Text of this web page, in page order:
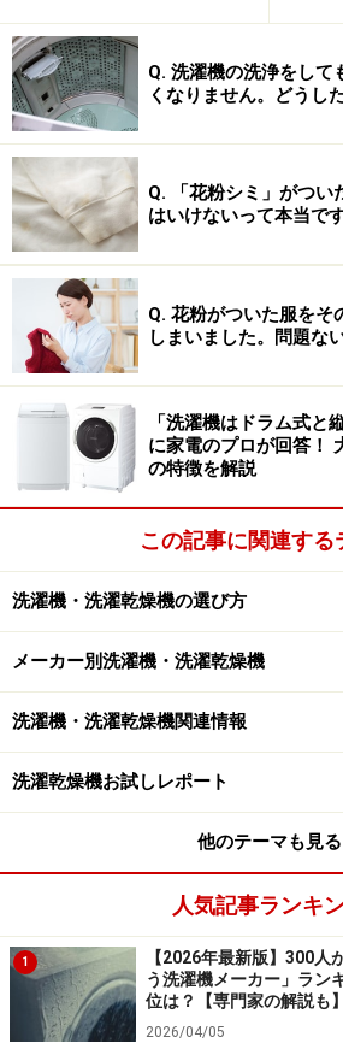
Q. 洗濯機の洗浄をして
くなりません。どうし
Q. 「花粉シミ」がつい
はいけないって本当で
Q. 花粉がついた服をそ
しまいました。問題な
「洗濯機はドラム式と
に家電のプロが回答！
の特徴を解説
この記事に関連する
洗濯機・洗濯乾燥機の選び方
メーカー別洗濯機・洗濯乾燥機
洗濯機・洗濯乾燥機関連情報
洗濯乾燥機お試しレポート
他のテーマも見る
人気記事ランキ
1
【2026年最新版】300人
う洗濯機メーカー」ラン
位は？【専門家の解説も】
2026/04/05